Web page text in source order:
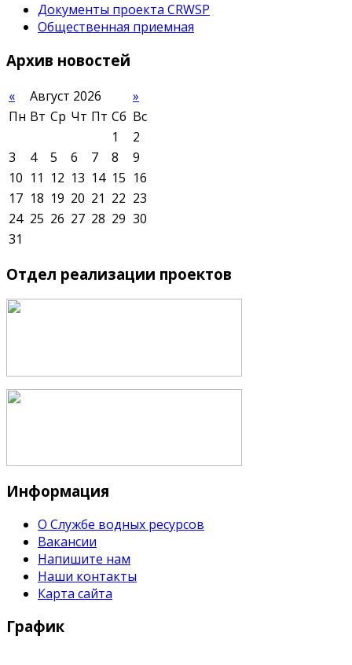
Документы проекта CRWSP
Общественная приемная
Архив новостей
« Август 2026
»
Пн Вт Ср Чт Пт Сб Вс
1
2
3
4 5 6 7 8
9
10 11 12 13 14 15 16
17 18 19 20 21 22 23
24 25 26 27 28 29 30
31
Отдел реализации проектов
Информация
О Службе водных ресурсов
Вакансии
Напишите нам
Наши контакты
Карта сайта
График